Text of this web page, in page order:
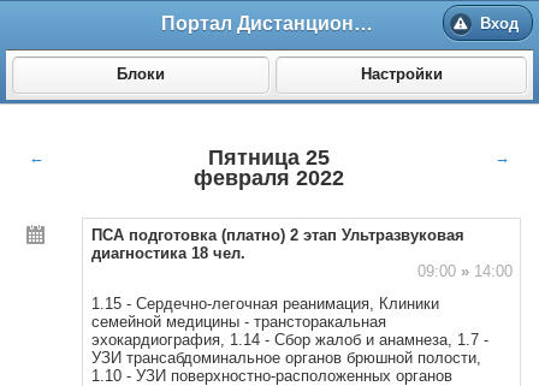
Портал Дистанционного обучения ВолгГМУ Вход
Блоки Настройки
←
Пятница 25
февраля 2022
→
ПСА подготовка (платно) 2 этап Ультразвуковая
диагностика 18 чел.
09:00 »14:00
1.15 - Сердечно-легочная реанимация, Клиники
семейной медицины - трансторакальная
эхокардиография, 1.14 - Сбор жалоб и анамнеза, 1.7 -
УЗИ трансабдоминальное органов брюшной полости,
1.10 - УЗИ поверхностно-расположенных органов